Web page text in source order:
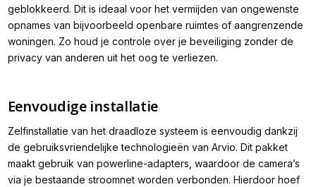
geblokkeerd. Dit is ideaal voor het vermijden van ongewenste
opnames van bijvoorbeeld openbare ruimtes of aangrenzende
woningen. Zo houd je controle over je beveiliging zonder de
privacy van anderen uit het oog te verliezen.
Eenvoudige installatie
Zelfinstallatie van het draadloze systeem is eenvoudig dankzij
de gebruiksvriendelijke technologieën van Arvio. Dit pakket
maakt gebruik van powerline-adapters, waardoor de camera’s
via je bestaande stroomnet worden verbonden. Hierdoor hoef